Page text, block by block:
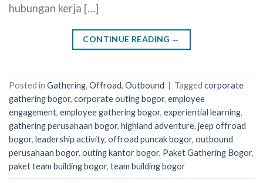
hubungan kerja […]
CONTINUE READING →
Posted in Gathering, Offroad, Outbound | Tagged corporate
gathering bogor, corporate outing bogor, employee
engagement, employee gathering bogor, experiential learning,
gathering perusahaan bogor, highland adventure, jeep offroad
bogor, leadership activity, offroad puncak bogor, outbound
perusahaan bogor, outing kantor bogor, Paket Gathering Bogor,
paket team building bogor, team building bogor